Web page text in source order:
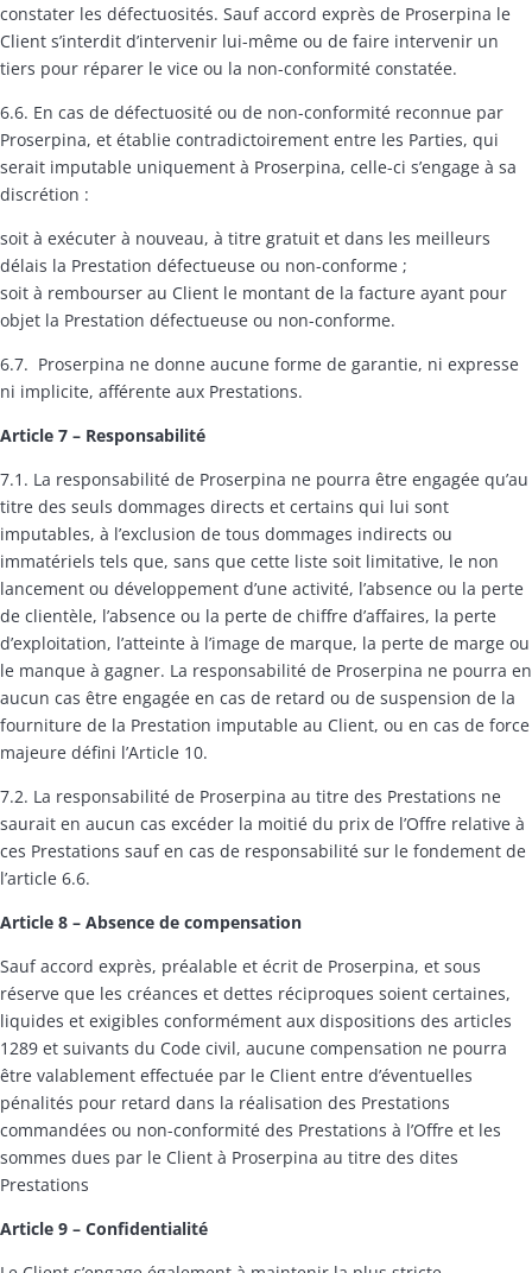
constater les défectuosités. Sauf accord exprès de Proserpina le
Client s’interdit d’intervenir lui-même ou de faire intervenir un
tiers pour réparer le vice ou la non-conformité constatée.
6.6. En cas de défectuosité ou de non-conformité reconnue par
Proserpina, et établie contradictoirement entre les Parties, qui
serait imputable uniquement à Proserpina, celle-ci s’engage à sa
discrétion :
soit à exécuter à nouveau, à titre gratuit et dans les meilleurs
délais la Prestation défectueuse ou non-conforme ;
soit à rembourser au Client le montant de la facture ayant pour
objet la Prestation défectueuse ou non-conforme.
6.7. Proserpina ne donne aucune forme de garantie, ni expresse
ni implicite, afférente aux Prestations.
Article 7 – Responsabilité
7.1. La responsabilité de Proserpina ne pourra être engagée qu’au
titre des seuls dommages directs et certains qui lui sont
imputables, à l’exclusion de tous dommages indirects ou
immatériels tels que, sans que cette liste soit limitative, le non
lancement ou développement d’une activité, l’absence ou la perte
de clientèle, l’absence ou la perte de chiffre d’affaires, la perte
d’exploitation, l’atteinte à l’image de marque, la perte de marge ou
le manque à gagner. La responsabilité de Proserpina ne pourra en
aucun cas être engagée en cas de retard ou de suspension de la
fourniture de la Prestation imputable au Client, ou en cas de force
majeure défini l’Article 10.
7.2. La responsabilité de Proserpina au titre des Prestations ne
saurait en aucun cas excéder la moitié du prix de l’Offre relative à
ces Prestations sauf en cas de responsabilité sur le fondement de
l’article 6.6.
Article 8 – Absence de compensation
Sauf accord exprès, préalable et écrit de Proserpina, et sous
réserve que les créances et dettes réciproques soient certaines,
liquides et exigibles conformément aux dispositions des articles
1289 et suivants du Code civil, aucune compensation ne pourra
être valablement effectuée par le Client entre d’éventuelles
pénalités pour retard dans la réalisation des Prestations
commandées ou non-conformité des Prestations à l’Offre et les
sommes dues par le Client à Proserpina au titre des dites
Prestations
Article 9 – Confidentialité